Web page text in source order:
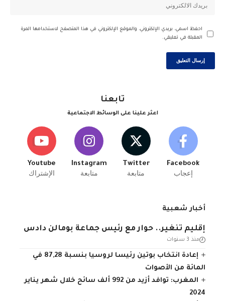
احفظ اسمي، بريدي الإلكتروني، والموقع الإلكتروني في هذا المتصفح لاستخدامها المرة
المقبلة في تعليقي.
تابعنا
اعثر علينا على الوسائط الاجتماعية
Facebook
إعجاب
Twitter
متابعة
Instagram
متابعة
Youtube
الإشتراك
أخبار شعبية
إقليم تنغير.. حوار مع رئيس جماعة بومالن دادس
منذ 3 سنوات
إعادة انتخاب بوتين رئيسا لروسيا بنسبة 87,28 في
المائة من الأصوات
المغرب: توافد أزيد من 992 ألف سائح خلال شهر يناير
2024